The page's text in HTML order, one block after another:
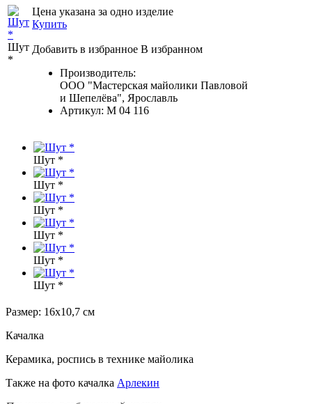
Шут
*
Цена указана за одно изделие
Купить
Добавить в избранное В избранном
Производитель:
ООО "Мастерская майолики Павловой
и Шепелёва", Ярославль
Артикул: М 04 116
Шут *
Шут *
Шут *
Шут *
Шут *
Шут *
Размер: 16х10,7 см
Качалка
Керамика, роспись в технике майолика
Также на фото качалка Арлекин